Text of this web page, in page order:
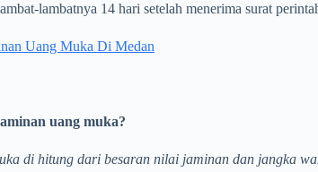
lambatnya 14 hari setelah menerima surat
Uang Muka Di Medan
uang muka?
di hitung dari besaran nilai jaminan dan jangka